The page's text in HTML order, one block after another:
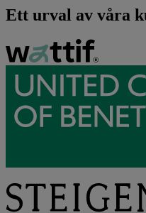
Ett urval av våra